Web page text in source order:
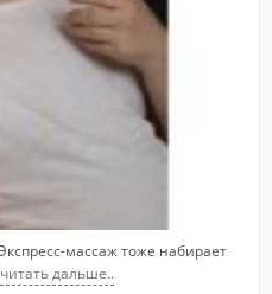
массаж тоже набирает
читать дальше..